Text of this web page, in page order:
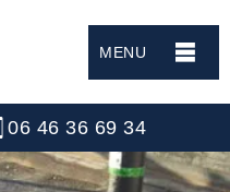
MENU
06 46 36 69 34